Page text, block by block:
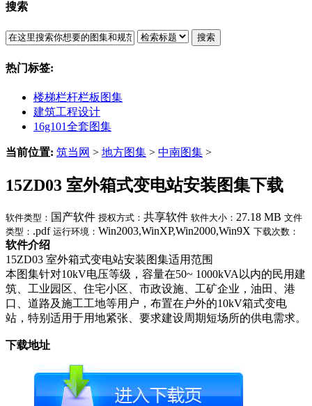
搜索
搜索
热门标签:
楼梯栏杆栏板图集
建筑工程设计
16g101全套图集
当前位置: 筑当网 > 地方图集 > 中南图集 >
15ZD03 室外箱式变电站安装图集下载
软件类型： 国产软件 授权方式： 共享软件 软件大小： 27.18 MB 文件
类型： .pdf 运行环境： Win2003,WinXP,Win2000,Win9X 下载次数：
软件介绍
15ZD03 室外箱式变电站安装图集适用范围
本图集针对10kV电压等级，容量在50~ 1000kVA以内的民用建
筑、工业园区、住宅小区、市政设施、工矿企业，油田、港
口、道路及施工工地等用户，布置在户外的10kV箱式变电
站，特别适用于用地紧张、要求建设周期短场所的供电需求。
下载地址